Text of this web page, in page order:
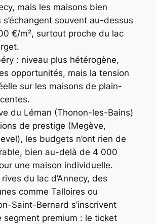
mais les maisons bien
s’échangent souvent au-dessus
€/m², surtout proche du lac
: niveau plus hétérogène,
opportunités, mais la tension
sur les maisons de plain-
du Léman (Thonon-les-Bains)
de prestige (Megève,
les budgets n’ont rien de
bien au-delà de 4 000
une maison individuelle.
du lac d’Annecy, des
comme Talloires ou
Saint-Bernard s’inscrivent
segment premium : le ticket